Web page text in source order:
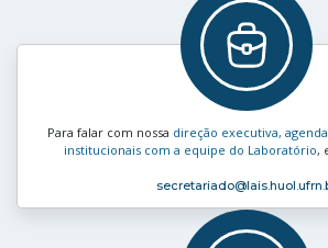
Para falar com nossa direção executiva,
institucionais com a equipe do Laboratório,
secretariado